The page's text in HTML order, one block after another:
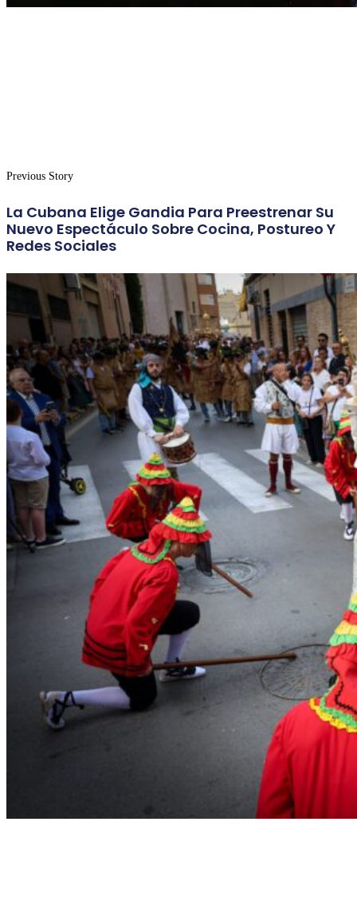
Previous Story
La Cubana Elige Gandia Para Preestrenar Su
Nuevo Espectáculo Sobre Cocina, Postureo Y
Redes Sociales